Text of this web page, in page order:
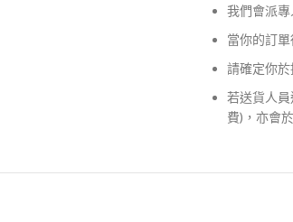
我們會派
當你的訂
請確定你
若送貨人
費)，亦會